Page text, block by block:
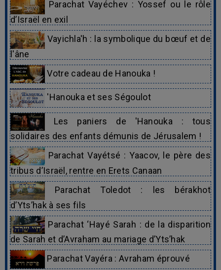
Parachat Vayéchev : Yossef ou le rôle
d’Israël en exil
Vayichla'h : la symbolique du bœuf et de
l'âne
Votre cadeau de Hanouka !
'Hanouka et ses Ségoulot
Les paniers de 'Hanouka : tous
solidaires des enfants démunis de Jérusalem !
Parachat Vayétsé : Yaacov, le père des
tribus d’Israël, rentre en Erets Canaan
Parachat Toledot : les bérakhot
d’Yts’hak à ses fils
Parachat ‘Hayé Sarah : de la disparition
de Sarah et d’Avraham au mariage d’Yts’hak
Parachat Vayéra : Avraham éprouvé